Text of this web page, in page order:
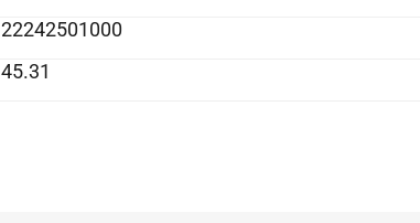
22242501000
45.31